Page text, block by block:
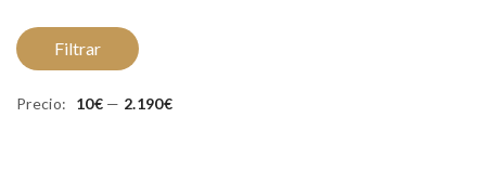
Filtrar
Precio: 10€— 2.190€